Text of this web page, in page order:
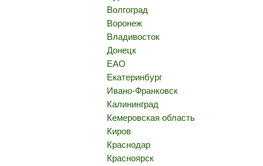
Волгоград
Воронеж
Владивосток
Донецк
ЕАО
Екатеринбург
Ивано-Франковск
Калининград
Кемеровская область
Киров
Краснодар
Красноярск